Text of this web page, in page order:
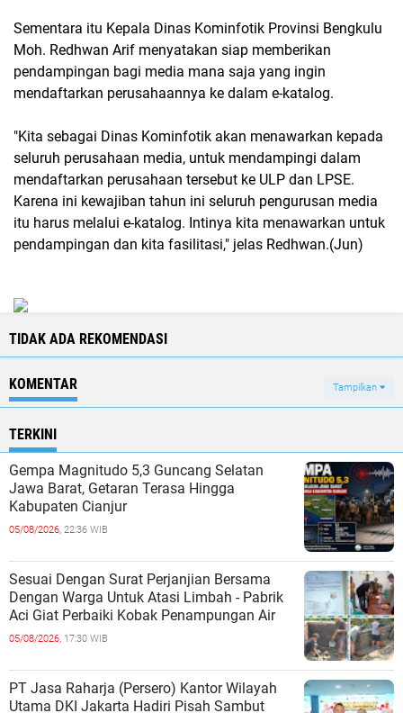
Sementara itu Kepala Dinas Kominfotik Provinsi Bengkulu
Moh. Redhwan Arif menyatakan siap memberikan
pendampingan bagi media mana saja yang ingin
mendaftarkan perusahaannya ke dalam e-katalog.
"Kita sebagai Dinas Kominfotik akan menawarkan kepada
seluruh perusahaan media, untuk mendampingi dalam
mendaftarkan perusahaan tersebut ke ULP dan LPSE.
Karena ini kewajiban tahun ini seluruh pengurusan media
itu harus melalui e-katalog. Intinya kita menawarkan untuk
pendampingan dan kita fasilitasi," jelas Redhwan.(Jun)
TIDAK ADA REKOMENDASI
KOMENTAR Tampilkan
TERKINI
Gempa Magnitudo 5,3 Guncang Selatan
Jawa Barat, Getaran Terasa Hingga
Kabupaten Cianjur
05/08/2026, 22:36 WIB
Sesuai Dengan Surat Perjanjian Bersama
Dengan Warga Untuk Atasi Limbah - Pabrik
Aci Giat Perbaiki Kobak Penampungan Air
05/08/2026, 17:30 WIB
PT Jasa Raharja (Persero) Kantor Wilayah
Utama DKI Jakarta Hadiri Pisah Sambut